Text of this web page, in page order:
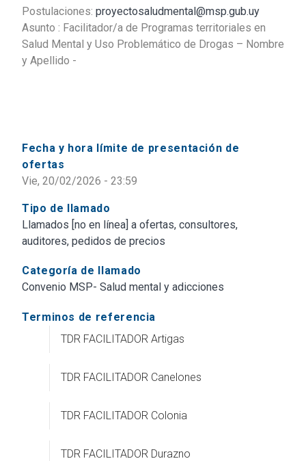
Fecha y hora límite de presentación de
ofertas
Vie, 20/02/2026 - 23:59
Tipo de llamado
Llamados [no en línea] a ofertas, consultores,
auditores, pedidos de precios
Categoría de llamado
Convenio MSP- Salud mental y adicciones
Terminos de referencia
TDR FACILITADOR Artigas
TDR FACILITADOR Canelones
TDR FACILITADOR Colonia
TDR FACILITADOR Durazno
Postulaciones: proyectosaludmental@msp.gub.uy
Asunto : Facilitador/a de Programas territoriales en
Salud Mental y Uso Problemático de Drogas – Nombre
y Apellido -